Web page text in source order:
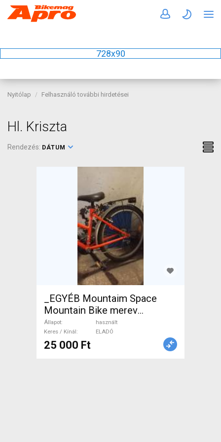
728x90
Nyitólap Felhasználó további hirdetései
Hl. Kriszta
Rendezés: DÁTUM
_EGYÉB Mountaim Space
Mountain Bike merev
használt ELADÓ
Állapot
használt
Keres / Kínál
ELADÓ
25 000 Ft